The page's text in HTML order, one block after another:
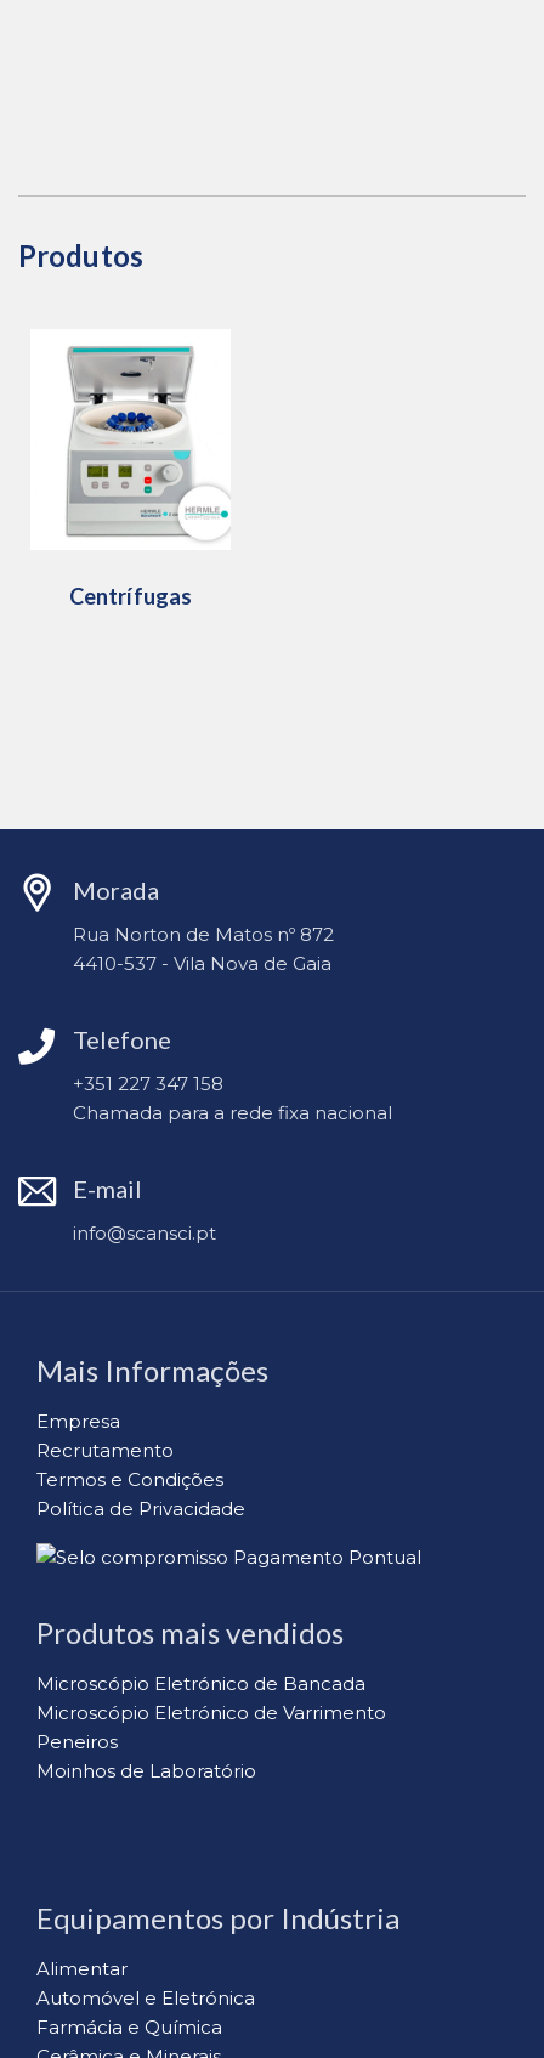
Produtos
Centrífugas
Morada
Rua Norton de Matos nº 872
4410-537 - Vila Nova de Gaia
Telefone
+351 227 347 158
Chamada para a rede fixa nacional
E-mail
info@scansci.pt
Mais Informações
Empresa
Recrutamento
Termos e Condições
Política de Privacidade
Produtos mais vendidos
Microscópio Eletrónico de Bancada
Microscópio Eletrónico de Varrimento
Peneiros
Moinhos de Laboratório
Equipamentos por Indústria
Alimentar
Automóvel e Eletrónica
Farmácia e Química